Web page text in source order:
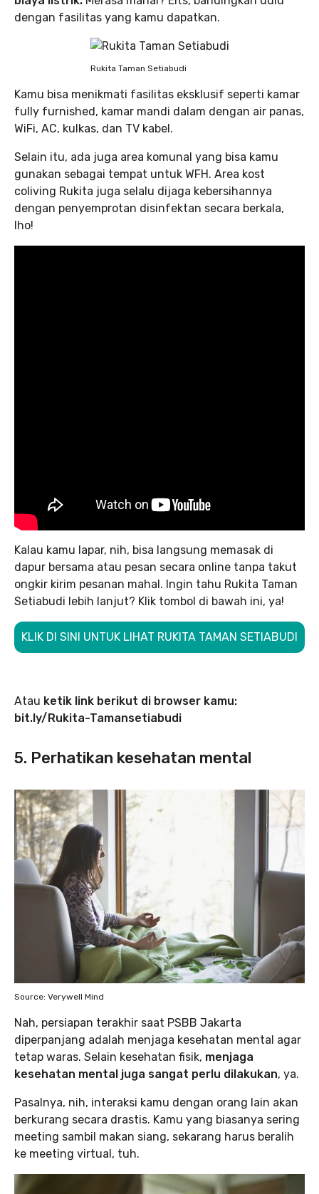
dengan fasilitas yang kamu dapatkan.
Rukita Taman Setiabudi
Kamu bisa menikmati fasilitas eksklusif seperti kamar
fully furnished, kamar mandi dalam dengan air panas,
WiFi, AC, kulkas, dan TV kabel.
Selain itu, ada juga area komunal yang bisa kamu
gunakan sebagai tempat untuk WFH. Area kost
coliving Rukita juga selalu dijaga kebersihannya
dengan penyemprotan disinfektan secara berkala,
lho!
Kalau kamu lapar, nih, bisa langsung memasak di
dapur bersama atau pesan secara online tanpa takut
ongkir kirim pesanan mahal. Ingin tahu Rukita Taman
Setiabudi lebih lanjut? Klik tombol di bawah ini, ya!
KLIK DI SINI UNTUK LIHAT RUKITA TAMAN SETIABUDI
Atau ketik link berikut di browser kamu:
bit.ly/Rukita-Tamansetiabudi
5. Perhatikan kesehatan mental
Source: Verywell Mind
Nah, persiapan terakhir saat PSBB Jakarta
diperpanjang adalah menjaga kesehatan mental agar
tetap waras. Selain kesehatan fisik, menjaga
kesehatan mental juga sangat perlu dilakukan, ya.
Pasalnya, nih, interaksi kamu dengan orang lain akan
berkurang secara drastis. Kamu yang biasanya sering
meeting sambil makan siang, sekarang harus beralih
ke meeting virtual, tuh.